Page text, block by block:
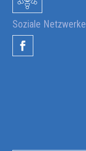
Soziale Netzwerke